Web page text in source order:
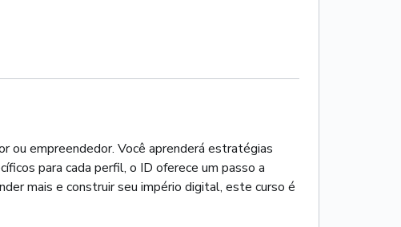
ou empreendedor. Você aprenderá estratégias
para cada perfil, o ID oferece um passo a
mais e construir seu império digital, este curso é